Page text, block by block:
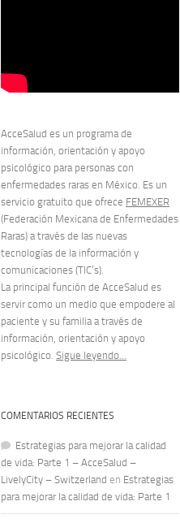
AcceSalud es un programa de
información, orientación y apoyo
psicológico para personas con
enfermedades raras en México. Es un
servicio gratuito que ofrece FEMEXER
(Federación Mexicana de Enfermedades
Raras) a través de las nuevas
tecnologías de la información y
comunicaciones (TIC’s).
La principal función de AcceSalud es
servir como un medio que empodere al
paciente y su familia a través de
información, orientación y apoyo
psicológico. Sigue leyendo…
COMENTARIOS RECIENTES
Estrategias para mejorar la calidad
de vida: Parte 1 – AcceSalud –
LivelyCity – Switzerland en Estrategias
para mejorar la calidad de vida: Parte 1